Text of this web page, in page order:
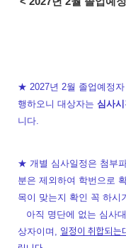
★ 2027년 2월 졸업예정
행하오니 대상자는 심사시
니다.
★ 개별 심사일정은 첨부
분은 제외하여 학번으로
목이 맞는지 확인 꼭 하시
아직 명단에 없는 심사
상자이며, 일정이 취합되는